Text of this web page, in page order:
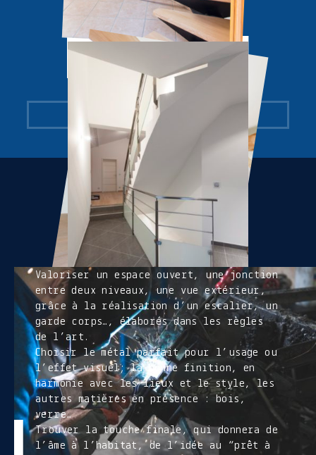
ROOM
100 M² SUR RENDEZ-VOUS
Valoriser un espace ouvert, une jonction
entre deux niveaux, une vue extérieur,
grâce à la réalisation d’un escalier, un
garde corps…, élaborés dans les règles
de l’art.
Choisir le métal parfait pour l’usage ou
l’effet visuel; la bonne finition, en
harmonie avec les lieux et le style, les
autres matières en présence : bois,
verre…
Trouver la touche finale, qui donnera de
l’âme à l’habitat, de l’idée au “prêt à